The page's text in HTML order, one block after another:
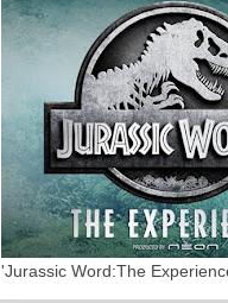
'Jurassic Word:The